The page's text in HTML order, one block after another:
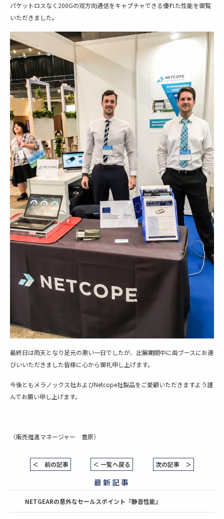
パケットロスなく200Gの双方向通信をキャプチャできる優れた性能を御覧
いただきました。
最終日は雨天となり足元の悪い一日でしたが、出展期間中に両ブースにお運
びいいただきました皆様に心から御礼申し上げます。
今後ともメラノックス社およびNetcope社製品をご愛顧いただきますよう謹
んでお願い申し上げます。
（販売推進マネージャー 豊原）
＜ 前の記事 ＜ 一覧へ戻る 次の記事 ＞
最新記事
NETGEARの意外なセールスポイント『静音性能』